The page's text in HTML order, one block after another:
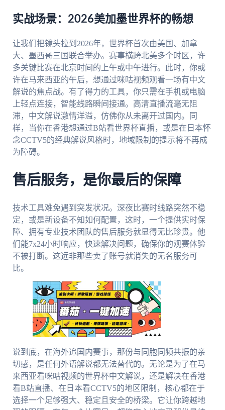
实战场景：2026美加墨世界杯的畅想
让我们把镜头拉到2026年，世界杯首次由美国、加拿
大、墨西哥三国联合举办。赛事横跨北美多个时区，许
多关键比赛在北京时间的上午或中午进行。此时，你或
许在马来西亚的午后，想通过咪咕视频观看一场有中文
解说的焦点战。有了得力的工具，你只需在手机或电脑
上轻点连接，智能线路瞬间接通。高清直播流毫无阻
滞，中文解说激情洋溢，仿佛你从未离开过国内。同
样，当你在香港想通过B站看世界杯直播，或是在日本怀
念CCTV5的经典解说风格时，地域限制的提示将不再成
为障碍。
售后服务，是你最后的保障
技术工具难免遇到突发状况。深夜比赛时线路突然不稳
定，或是新设备不知如何配置，这时，一个提供实时保
障、拥有专业技术团队的售后服务就显得无比珍贵。他
们能7x24小时响应，快速解决问题，确保你的观赛体验
不被打断。这远非那些卖了账号就消失的无名服务可
比。
说到底，在海外追国内赛事，那份与同胞同频共振的亲
切感，是任何外语解说都无法替代的。无论是为了在马
来西亚看咪咕视频的世界杯中文解说，还是解决在香港
看B站直播、在日本看CCTV5的地区限制，核心都在于
选择一个足够强大、稳定且安全的桥梁。它让你跨越地